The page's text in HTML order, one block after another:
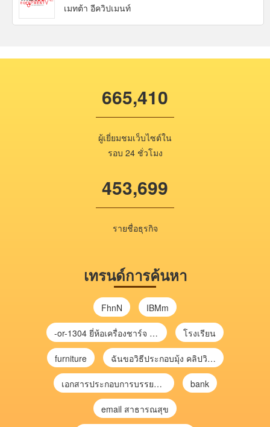
เมทต้า อีควิปเมนท์
665,410
ผู้เยี่ยมชมเว็บไซต์ใน
รอบ 24 ชั่วโมง
453,699
รายชื่อธุรกิจ
เทรนด์การค้นหา
FhnN IBMm
-or-1304 ยี่ห้อเครื่องชาร์จ chargecore โรงเรียน
furniture ฉันขอวิธีประกอบมุ้ง คลิปวิดีโอ การประกอบมุ้ง
เอกสารประกอบการบรรยาย การประเมินความเสี่ยงเพื่อวางแผนการตรวจสอบ \ bank
email สาธารณสุข